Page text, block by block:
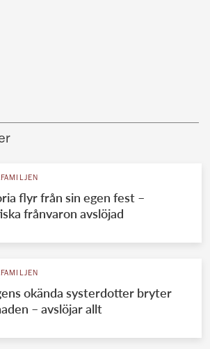
flyr från sin egen fest –
frånvaron avslöjad
okända systerdotter bryter
– avslöjar allt